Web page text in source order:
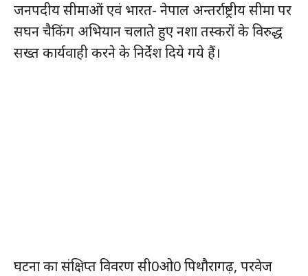
जनपदीय सीमाओं एवं भारत- नेपाल अन्तर्राष्ट्रीय सीमा पर
सघन चैकिंग अभियान चलाते हुए नशा तस्करों के विरुद्ध
सख्त कार्यवाही करने के निर्देश दिये गये हैं।
घटना का संक्षिप्त विवरण सी0ओ0 पिथौरागढ़, परवेज